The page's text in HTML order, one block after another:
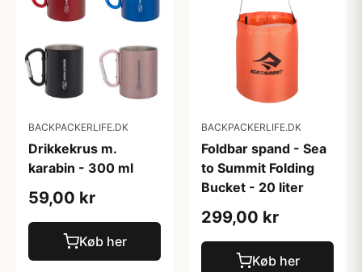
BACKPACKERLIFE.DK
Drikkekrus m.
karabin - 300 ml
59,00 kr
Køb her
BACKPACKERLIFE.DK
Foldbar spand - Sea
to Summit Folding
Bucket - 20 liter
299,00 kr
Køb her